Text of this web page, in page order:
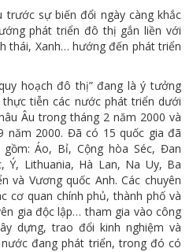
sự biến đổi ngày càng khắc
phát triển đô thị gắn liền với
thái, Xanh… hướng đến phát triển
hoạch đô thị” đang là ý tưởng
tiễn các nước phát triển dưới
Âu trong tháng 2 năm 2000 và
năm 2000. Đã có 15 quốc gia đã
Áo, Bỉ, Cộng hòa Séc, Đan
Ý, Lithuania, Hà Lan, Na Uy, Ba
và Vương quốc Anh. Các chuyên
cơ quan chính phủ, thành phố và
gia độc lập… tham gia vào công
dựng, trao đổi kinh nghiệm và
đang phát triển, trong đó có